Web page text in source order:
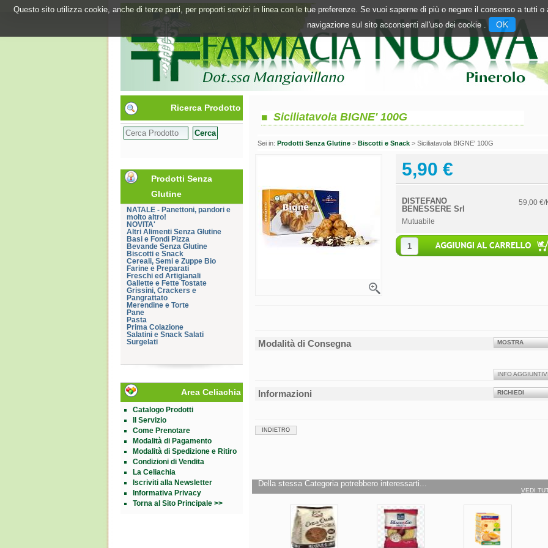
Questo sito utilizza cookie, anche di terze parti, per proporti servizi in linea con le tue preferenze. Se vuoi saperne di più o negare il consenso a tutti o
navigazione sul sito acconsenti all'uso dei cookie .
OK
Ricerca Prodotto
Prodotti Senza
Glutine
NATALE - Panettoni, pandori e
molto altro!
NOVITA'
Altri Alimenti Senza Glutine
Basi e Fondi Pizza
Bevande Senza Glutine
Biscotti e Snack
Cereali, Semi e Zuppe Bio
Farine e Preparati
Freschi ed Artigianali
Gallette e Fette Tostate
Grissini, Crackers e
Pangrattato
Merendine e Torte
Pane
Pasta
Prima Colazione
Salatini e Snack Salati
Surgelati
Area Celiachia
Catalogo Prodotti
Il Servizio
Come Prenotare
Modalità di Pagamento
Modalità di Spedizione e Ritiro
Condizioni di Vendita
La Celiachia
Iscriviti alla Newsletter
Informativa Privacy
Torna al Sito Principale >>
Siciliatavola BIGNE' 100G
Sei in: Prodotti Senza Glutine > Biscotti e Snack > Siciliatavola BIGNE' 100G
5,90 €
DISTEFANO
BENESSERE Srl
59,00 €/
Mutuabile
Modalità di Consegna MOSTRA
INFO
Informazioni RICHIEDI
INDIETRO
Della stessa Categoria potrebbero interessarti...
VEDI